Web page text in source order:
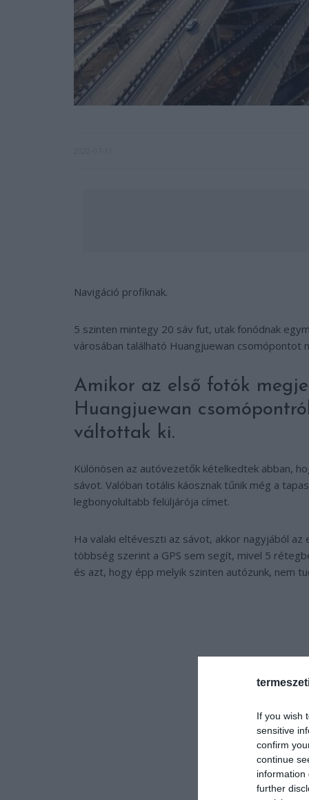
If you wish
sensitive
confirm
continue
information
further
Navigáció profiknak.
5 szinten mintegy 20 sáv fut, utak fonódnak
városában található Huangjuewan csomópontot
Amikor az első fotók
Huangjuewan
váltottak ki.
Különösen az autóvezetők kételkedtek abban,
sávot. Valóban totális káosznak tűnik még a
legbonyolultabb felüljárója címet.
Ha valaki eltéveszti az sávot, akkor nagyjából
többség szerint a GPS sem segít, mivel 5
és azt, hogy épp melyik szinten autózunk, nem